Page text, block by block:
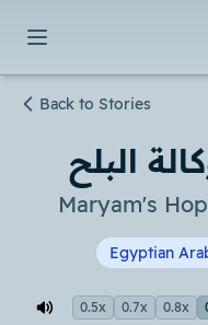
Back to Stories
البلح
Maryam's
Egyptian
0.5x 0.7x 0.8x